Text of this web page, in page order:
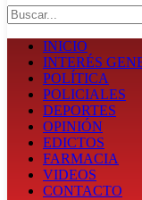
INICIO
INTERÉS
POLÍTICA
POLICIALES
DEPORTES
OPINIÓN
EDICTOS
FARMACIA
VIDEOS
CONTACTO